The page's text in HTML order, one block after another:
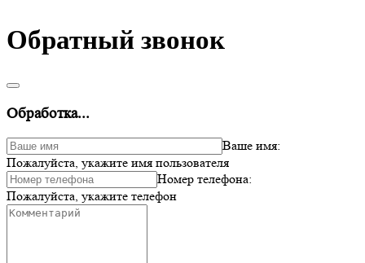
Обратный звонок
Обработка...
Ваше имя:
Пожалуйста, укажите имя пользователя
Номер телефона:
Пожалуйста, укажите телефон